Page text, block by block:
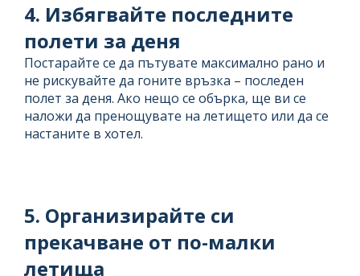
4. Избягвайте последните
полети за деня
Постарайте се да пътувате максимално рано и
не рискувайте да гоните връзка – последен
полет за деня. Ако нещо се обърка, ще ви се
наложи да пренощувате на летището или да се
настаните в хотел.
5. Организирайте си
прекачване от по-малки
летища